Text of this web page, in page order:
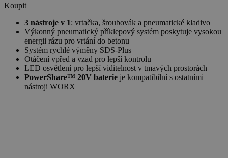
Koupit
3 nástroje v 1: vrtačka, šroubovák a pneumatické kladivo
Výkonný pneumatický příklepový systém poskytuje vysokou
energii rázu pro vrtání do betonu
Systém rychlé výměny SDS-Plus
Otáčení vpřed a vzad pro lepší kontrolu
LED osvětlení pro lepší viditelnost v tmavých prostorách
PowerShare™ 20V baterie je kompatibilní s ostatními
nástroji WORX